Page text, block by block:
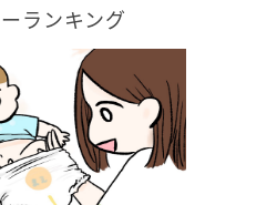
ランキング